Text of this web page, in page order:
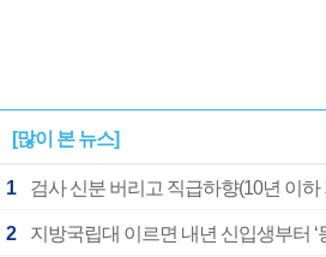
[많이 본 뉴스]
1
2 지방국립대 이르면 내년 신입생부터 ‘